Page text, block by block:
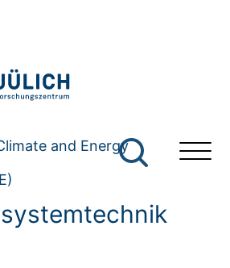
and Energy